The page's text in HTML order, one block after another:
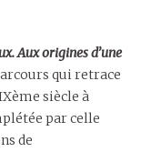
Aux origines d’une
qui retrace
siècle à
par celle
de